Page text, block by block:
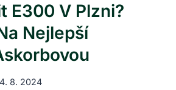
E300 V Plzni?
Nejlepší
8. 2024